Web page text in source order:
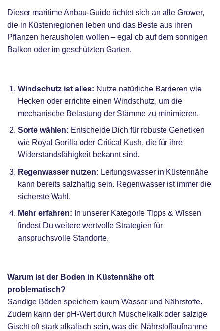
Dieser maritime Anbau-Guide richtet sich an alle Grower,
die in Küstenregionen leben und das Beste aus ihren
Pflanzen herausholen wollen – egal ob auf dem sonnigen
Balkon oder im geschützten Garten.
Windschutz ist alles: Nutze natürliche Barrieren wie
Hecken oder errichte einen Windschutz, um die
mechanische Belastung der Stämme zu minimieren.
Sorte wählen: Entscheide Dich für robuste Genetiken
wie Royal Gorilla oder Critical Kush, die für ihre
Widerstandsfähigkeit bekannt sind.
Regenwasser nutzen: Leitungswasser in Küstennähe
kann bereits salzhaltig sein. Regenwasser ist immer die
sicherste Wahl.
Mehr erfahren: In unserer Kategorie Tipps & Wissen
findest Du weitere wertvolle Strategien für
anspruchsvolle Standorte.
Warum ist der Boden in Küstennähe oft
problematisch?
Sandige Böden speichern kaum Wasser und Nährstoffe.
Zudem kann der pH-Wert durch Muschelkalk oder salzige
Gischt oft stark alkalisch sein, was die Nährstoffaufnahme